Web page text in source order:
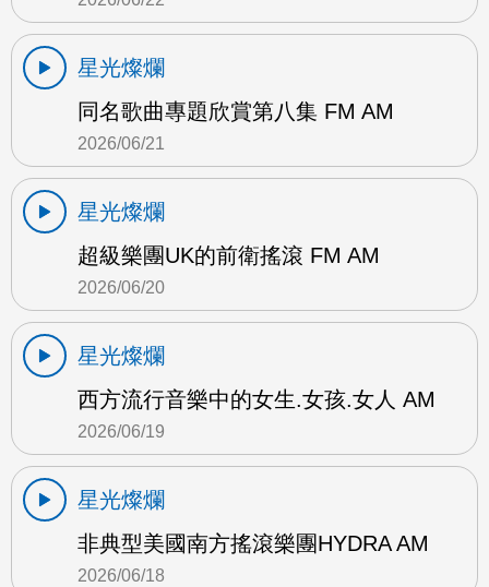
星光燦爛
同名歌曲專題欣賞第八集 FM AM
2026/06/21
星光燦爛
超級樂團UK的前衛搖滾 FM AM
2026/06/20
星光燦爛
西方流行音樂中的女生.女孩.女人 AM
2026/06/19
星光燦爛
非典型美國南方搖滾樂團HYDRA AM
2026/06/18